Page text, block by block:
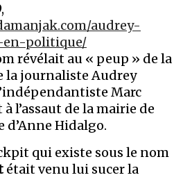
audrey-
en-politique/
révélait au « peup » de la
la journaliste Audrey
Marc
l’assaut de la mairie de
d’Anne Hidalgo.
qui existe sous le nom
était venu lui sucer la